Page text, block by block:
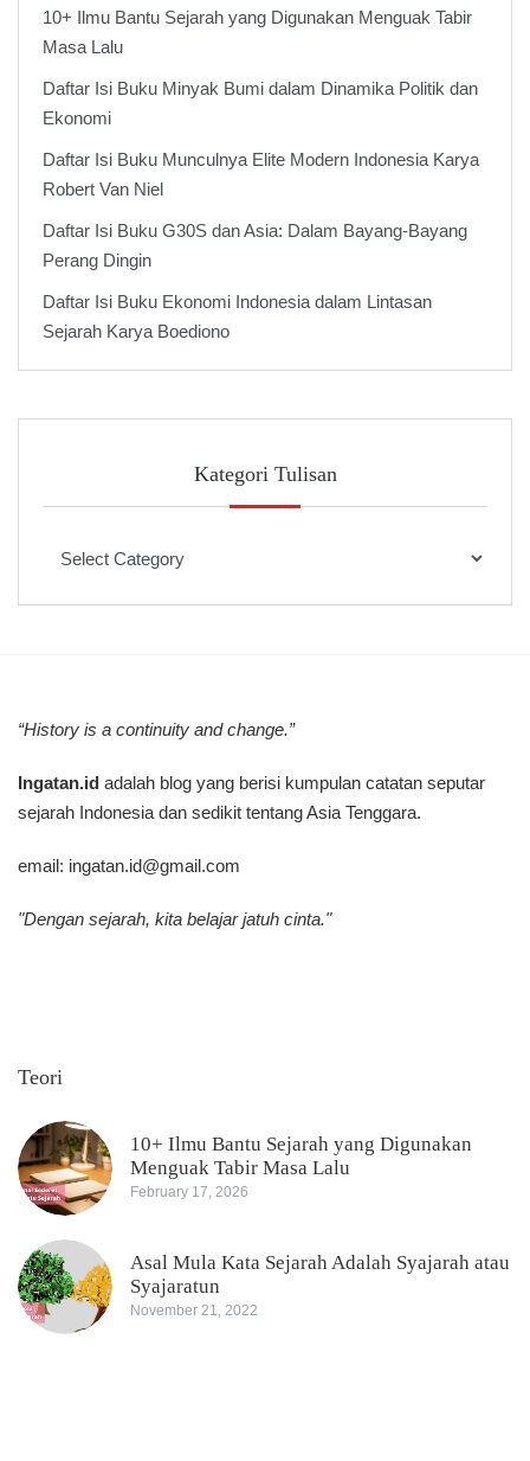
10+ Ilmu Bantu Sejarah yang Digunakan Menguak Tabir
Masa Lalu
Daftar Isi Buku Minyak Bumi dalam Dinamika Politik dan
Ekonomi
Daftar Isi Buku Munculnya Elite Modern Indonesia Karya
Robert Van Niel
Daftar Isi Buku G30S dan Asia: Dalam Bayang-Bayang
Perang Dingin
Daftar Isi Buku Ekonomi Indonesia dalam Lintasan
Sejarah Karya Boediono
Kategori Tulisan
“History is a continuity and change.”
Ingatan.id adalah blog yang berisi kumpulan catatan seputar
sejarah Indonesia dan sedikit tentang Asia Tenggara.
email: ingatan.id@gmail.com
"Dengan sejarah, kita belajar jatuh cinta."
Teori
10+ Ilmu Bantu Sejarah yang Digunakan
Menguak Tabir Masa Lalu
February 17, 2026
Asal Mula Kata Sejarah Adalah Syajarah atau
Syajaratun
November 21, 2022